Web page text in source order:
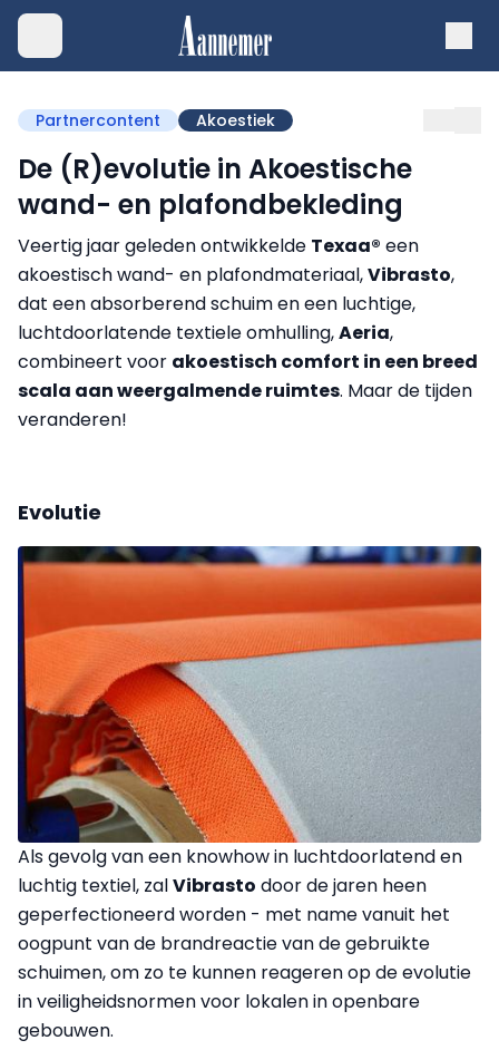
Partnercontent Akoestiek
De (R)evolutie in Akoestische
wand- en plafondbekleding
Veertig jaar geleden ontwikkelde Texaa® een
akoestisch wand- en plafondmateriaal,Vibrasto,
dat een absorberend schuim en een luchtige,
luchtdoorlatende textiele omhulling,Aeria,
combineert voor akoestisch comfort in een breed
scala aan weergalmende ruimtes. Maar de tijden
veranderen!
Evolutie
Als gevolg van een knowhow in luchtdoorlatend en
luchtig textiel, zalVibrasto door de jaren heen
geperfectioneerd worden - met name vanuit het
oogpunt van de brandreactie van de gebruikte
schuimen, om zo te kunnen reageren op de evolutie
in veiligheidsnormen voor lokalen in openbare
gebouwen.